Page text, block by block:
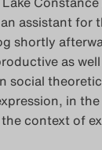
assistant for
shortly
as
social
in
context of